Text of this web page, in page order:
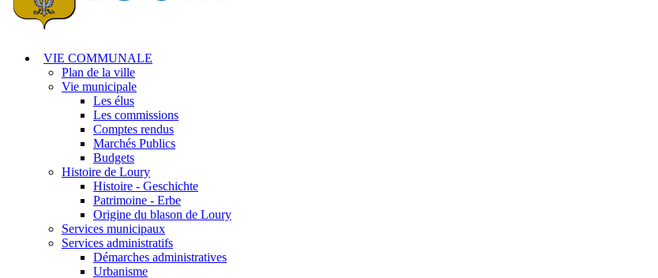
VIE COMMUNALE
Plan de la ville
Vie municipale
Les élus
Les commissions
Comptes rendus
Marchés Publics
Budgets
Histoire de Loury
Histoire - Geschichte
Patrimoine - Erbe
Origine du blason de Loury
Services municipaux
Services administratifs
Démarches administratives
Urbanisme